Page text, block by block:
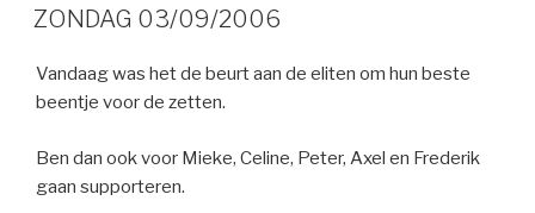
OP
ZONDAG 03/09/2006
Vandaag was het de beurt aan de eliten om hun beste
beentje voor de zetten.
Ben dan ook voor Mieke, Celine, Peter, Axel en Frederik
gaan supporteren.